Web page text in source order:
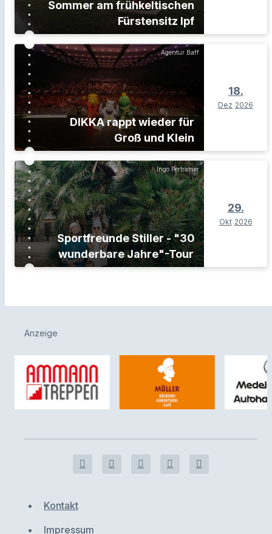
Sommer am frühkeltischen
Fürstensitz Ipf
Agentur Baff
DIKKA rappt wieder für
Groß und Klein
18.
Dez 2026
Ingo Pertramer
Sportfreunde Stiller - "30
wunderbare Jahre"-Tour
29.
Okt 2026
Anzeige
Kontakt
Impressum